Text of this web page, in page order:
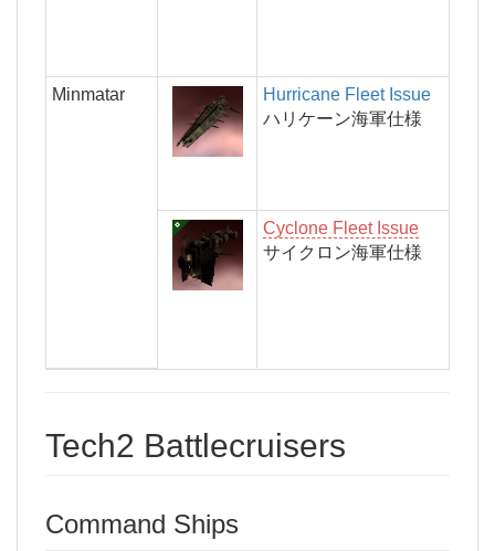
Minmatar
Hurricane Fleet Issue
ハリケーン海軍仕様
Cyclone Fleet Issue
サイクロン海軍仕様
Tech2 Battlecruisers
Command Ships